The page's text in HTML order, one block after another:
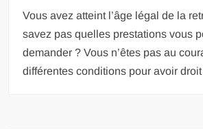
Vous avez atteint l’âge légal de la
savez pas quelles prestations vous
demander ? Vous n’êtes pas au
différentes conditions pour avoir droit